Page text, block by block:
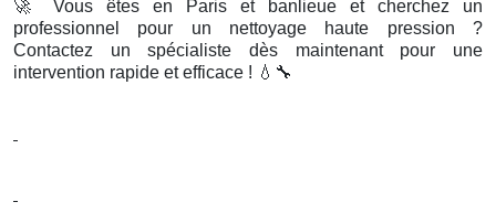
🚀
Vous êtes en Paris et banlieue et cherchez un
professionnel pour un nettoyage haute pression ?
Contactez un spécialiste dès maintenant pour une
intervention rapide et efficace ! 💧🔧